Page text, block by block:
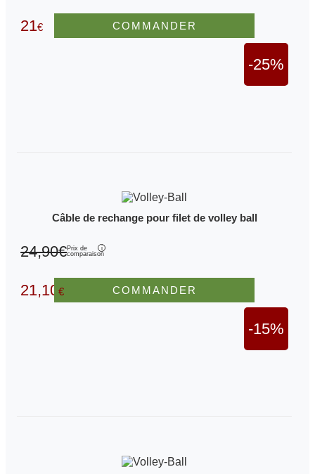
21€
-25%
COMMANDER
Câble de rechange pour filet de volley ball
24,90€Prix de
comparaison
21,10€
-15%
COMMANDER